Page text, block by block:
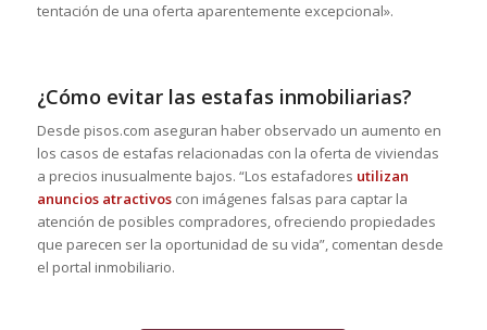
tentación de una oferta aparentemente excepcional».
¿Cómo evitar las estafas inmobiliarias?
Desde pisos.com aseguran haber observado un aumento en
los casos de estafas relacionadas con la oferta de viviendas
a precios inusualmente bajos. “Los estafadores utilizan
anuncios atractivoscon imágenes falsas para captar la
atención de posibles compradores, ofreciendo propiedades
que parecen ser la oportunidad de su vida”, comentan desde
el portal inmobiliario.